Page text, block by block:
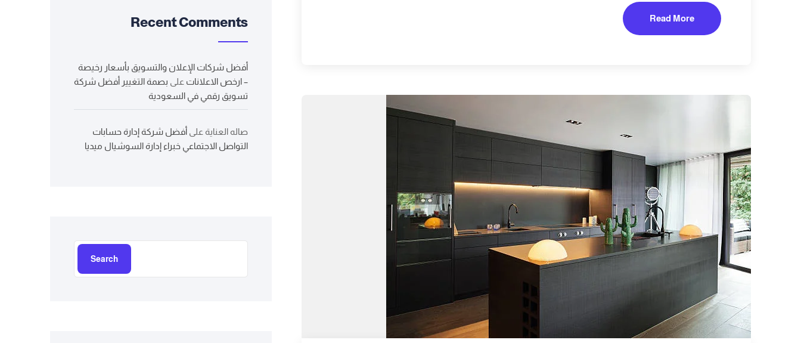
Read More
Recent Comments
أفضل شركات الإعلان والتسويق بأسعار رخيصة
– ارخص الاعلانات على بصمة التغيير أفضل شركة
تسويق رقمي في السعودية
صاله العناية على أفضل شركة إدارة حسابات
التواصل الاجتماعي خبراء إدارة السوشيال ميديا
Search